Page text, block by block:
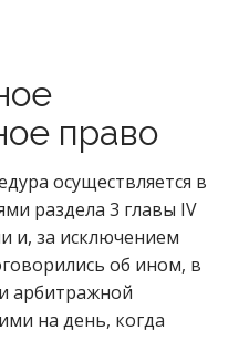
право
осуществляется в
раздела 3 главы IV
и, за исключением
об ином, в
арбитражной
на день, когда